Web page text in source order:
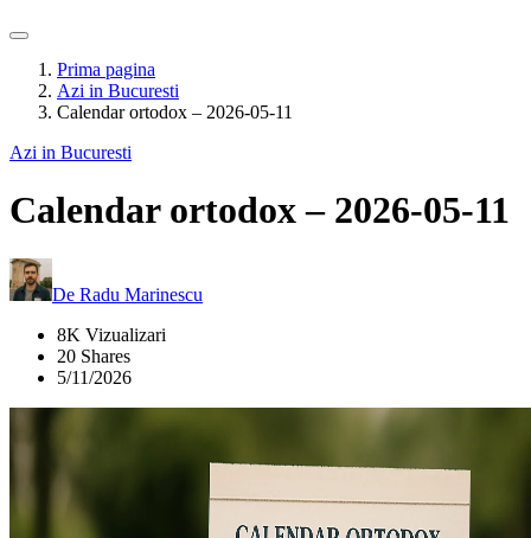
Prima pagina
Azi in Bucuresti
Calendar ortodox – 2026-05-11
Azi in Bucuresti
Calendar ortodox – 2026-05-11
De Radu Marinescu
8K Vizualizari
20 Shares
5/11/2026